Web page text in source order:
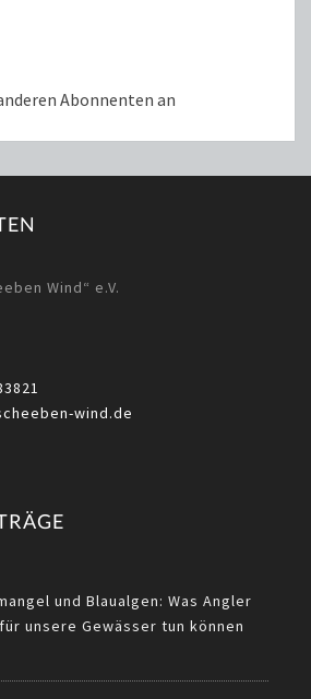
Abonnenten an
Wind“ e.V.
wind.de
und Blaualgen: Was Angler
unsere Gewässer tun können